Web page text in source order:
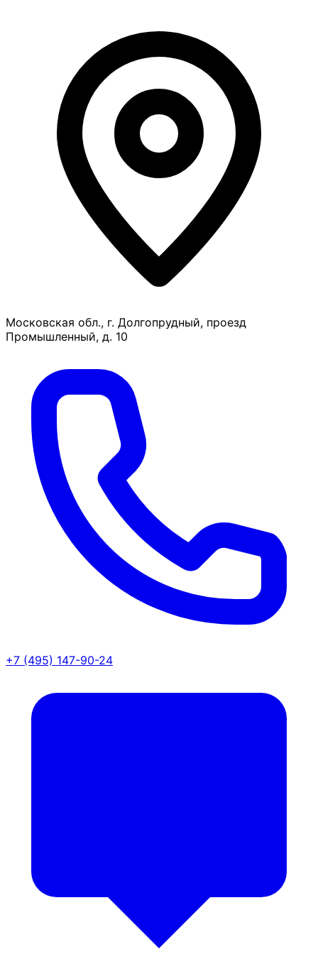
Московская обл., г. Долгопрудный, проезд
Промышленный, д. 10
+7 (495) 147-90-24